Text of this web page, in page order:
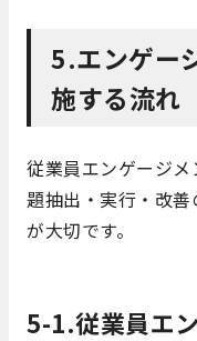
5.エンゲー
施する流れ
従業員エンゲージ
題抽出・実行・改善
が大切です。
5-1.従業員エ